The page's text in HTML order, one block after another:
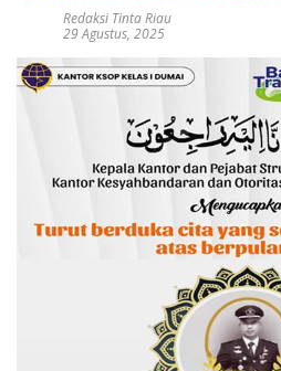
Redaksi Tinta Riau
29 Agustus, 2025